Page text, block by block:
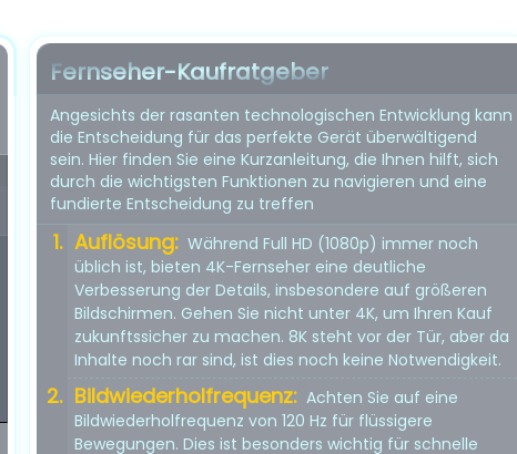
Fernseher-Kaufratgeber
Angesichts der rasanten technologischen Entwicklung kann
die Entscheidung für das perfekte Gerät überwältigend
sein. Hier finden Sie eine Kurzanleitung, die Ihnen hilft, sich
durch die wichtigsten Funktionen zu navigieren und eine
fundierte Entscheidung zu treffen
Auflösung: Während Full HD (1080p) immer noch
üblich ist, bieten 4K-Fernseher eine deutliche
Verbesserung der Details, insbesondere auf größeren
Bildschirmen. Gehen Sie nicht unter 4K, um Ihren Kauf
zukunftssicher zu machen. 8K steht vor der Tür, aber da
Inhalte noch rar sind, ist dies noch keine Notwendigkeit.
Bildwiederholfrequenz: Achten Sie auf eine
Bildwiederholfrequenz von 120 Hz für flüssigere
Bewegungen. Dies ist besonders wichtig für schnelle